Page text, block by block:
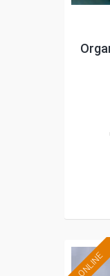
ONLINE